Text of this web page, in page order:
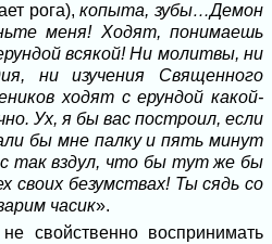
рога),копыта, зубы…Демон
меня! Ходят, понимаешь
всякой! Ни молитвы, ни
ни изучения Священного
ходят с ерундой какой-
Ух, я бы вас построил, если
бы мне палку и пять минут
так вздул, что бы тут же бы
своих безумствах! Ты сядь со
часик».
свойственно воспринимать